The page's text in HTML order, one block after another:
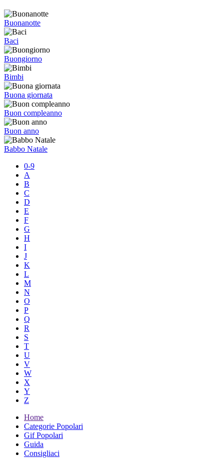
Buonanotte
Baci
Buongiorno
Bimbi
Buona giornata
Buon compleanno
Buon anno
Babbo Natale
0-9
A
B
C
D
E
F
G
H
I
J
K
L
M
N
O
P
Q
R
S
T
U
V
W
X
Y
Z
Home
Categorie Popolari
Gif Popolari
Guida
Consigliaci